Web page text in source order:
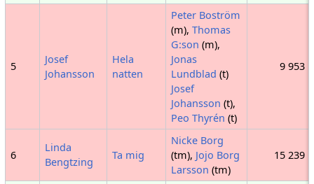
5
Josef
Johansson
Hela
natten
Peter Boström
(m),Thomas
G:son (m),
Jonas
Lundblad (t)
Josef
Johansson (t),
Peo Thyrén (t)
9 953
6
Linda
Bengtzing
Ta mig
Nicke Borg
(tm), Jojo Borg
Larsson (tm)
15 239